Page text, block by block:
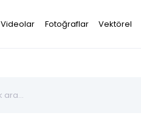
Videolar Fotoğraflar Vektörel